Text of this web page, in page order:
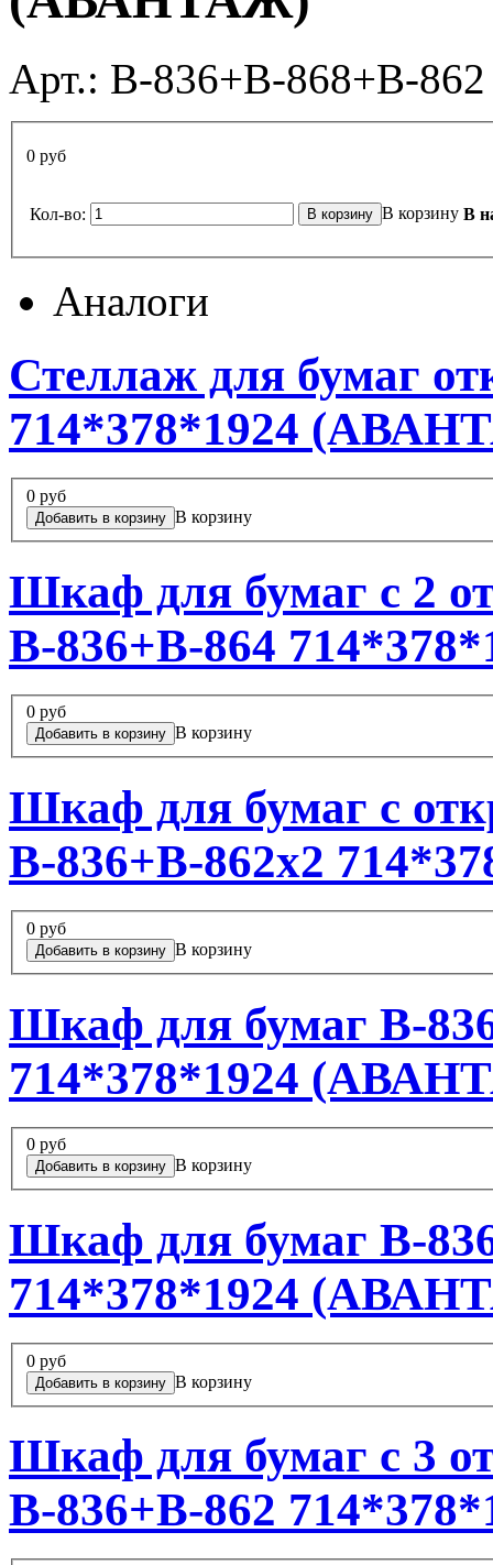
Арт.: В-836+В-868+В-862
0 руб
Кол-во: В корзину В
Аналоги
Стеллаж для бумаг
714*378*1924
0 руб
В корзину
Шкаф для бумаг с 2
В-836+В-864
0 руб
В корзину
Шкаф для бумаг с
В-836+В-862х2
0 руб
В корзину
Шкаф для бумаг В-
714*378*1924
0 руб
В корзину
Шкаф для бумаг В-
714*378*1924
0 руб
В корзину
Шкаф для бумаг с 3
В-836+В-862